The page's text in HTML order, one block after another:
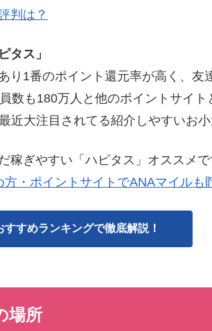
判は？
タス」
り1番のポイント還元率が高く、友
数も180万人と他のポイントサイ
近大注目されてる紹介しやすいお小
稼ぎやすい「ハピタス」オススメで
・ポイントサイトでANAマイルも
すめランキングで徹底解説！
場所